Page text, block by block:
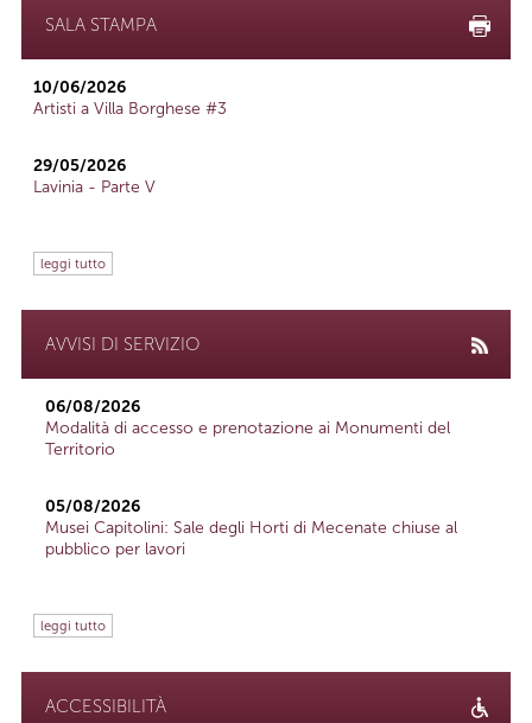
SALA STAMPA
10/06/2026
Artisti a Villa Borghese #3
29/05/2026
Lavinia - Parte V
leggi tutto
AVVISI DI SERVIZIO
06/08/2026
Modalità di accesso e prenotazione ai Monumenti del
Territorio
05/08/2026
Musei Capitolini: Sale degli Horti di Mecenate chiuse al
pubblico per lavori
leggi tutto
ACCESSIBILITÀ